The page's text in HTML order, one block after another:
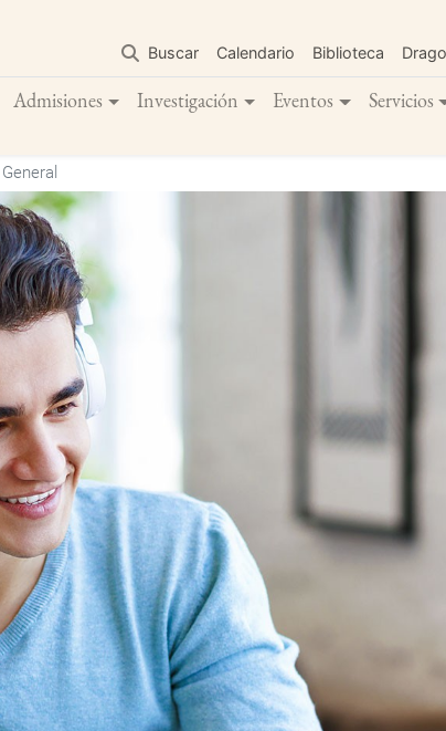
contenido
principal
Buscar Calendario Biblioteca
Admisiones Investigación Eventos Servicios